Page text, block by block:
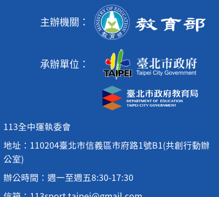
主辦機關：
承辦單位：
113全中運執委會
地址：110204臺北市信義區市府路1號B1(共創行動辦
公室)
辦公時間：週一至週五8:30-17:30